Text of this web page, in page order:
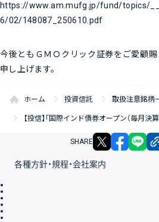
https://www.am.mufg.jp/fund/topics/
6/02/148087_250610.pdf
今後ともＧＭＯクリック証券をご愛顧賜
申し上げます。
ホーム 投資信託 取扱注意銘柄
【投信】「国際インド債券オープン（毎月
SHARE X
各種方針・規程・会社案内